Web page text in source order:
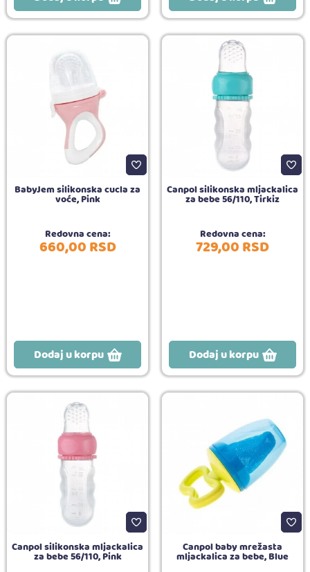
BabyJem silikonska cucla za
voće, Pink
Redovna cena:
660,00RSD
Dodaj u korpu
Canpol silikonska mljackalica
za bebe 56/110, Tirkiz
Redovna cena:
729,00RSD
Dodaj u korpu
Canpol silikonska mljackalica
za bebe 56/110, Pink
Canpol baby mrežasta
mljackalica za bebe, Blue